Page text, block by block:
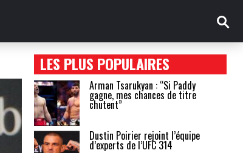
LES PLUS POPULAIRES
Arman Tsarukyan : “Si Paddy
gagne, mes chances de titre
chutent”
Dustin Poirier rejoint l’équipe
d’experts de l’UFC 314